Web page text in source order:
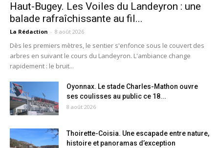
Haut-Bugey. Les Voiles du Landeyron : une
balade rafraîchissante au fil...
La Rédaction - 8 août 2026
Dès les premiers mètres, le sentier s'enfonce sous le couvert des
arbres en suivant le cours du Landeyron. L'ambiance change
rapidement : le bruit...
Oyonnax. Le stade Charles-Mathon ouvre
ses coulisses au public ce 18...
8 août 2026
Thoirette-Coisia. Une escapade entre nature,
histoire et panoramas d’exception